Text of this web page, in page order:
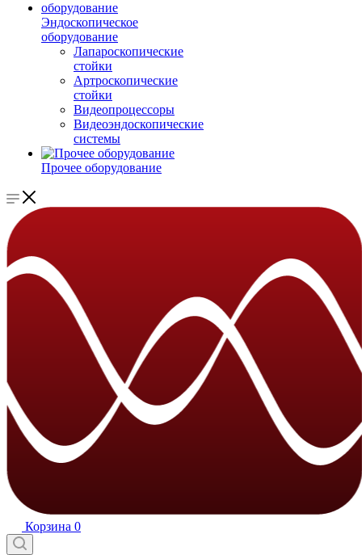
Эндоскопическое
оборудование
Лапароскопические
стойки
Артроскопические
стойки
Видеопроцессоры
Видеоэндоскопические
системы
Прочее оборудование
Корзина 0